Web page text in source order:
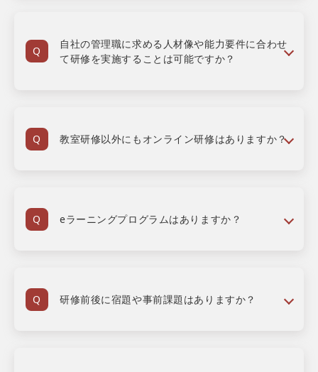
自社の管理職に求める人材像や能力要件に合わせ
て研修を実施することは可能ですか？
教室研修以外にもオンライン研修はありますか？
eラーニングプログラムはありますか？
研修前後に宿題や事前課題はありますか？